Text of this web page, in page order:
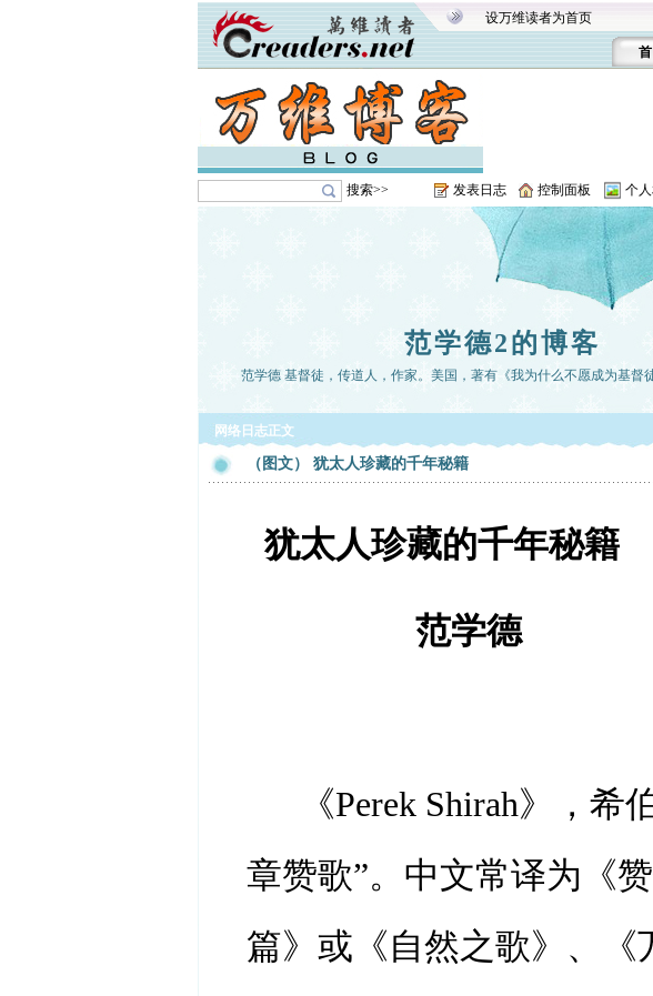
设万维读者为首页
搜索>> 发表日志 控制面板 个
范学德2的博客
范学德 基督徒，传道人，作家。美国，著有《我为什么不愿成为基督
网络日志正文
（图文） 犹太人珍藏的千年秘籍
犹太人珍藏的千年秘籍
范学德
《Perek Shirah》，希
章赞歌”。中文常译为《
篇》或《自然之歌》、《